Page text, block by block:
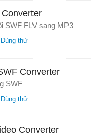
SWF FLV sang MP3
Converter
SWF
Converter